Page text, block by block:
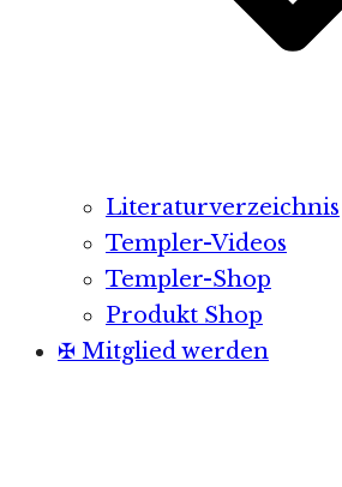
Literaturverzeichnis
Templer-Videos
Templer-Shop
Produkt Shop
✠ Mitglied werden